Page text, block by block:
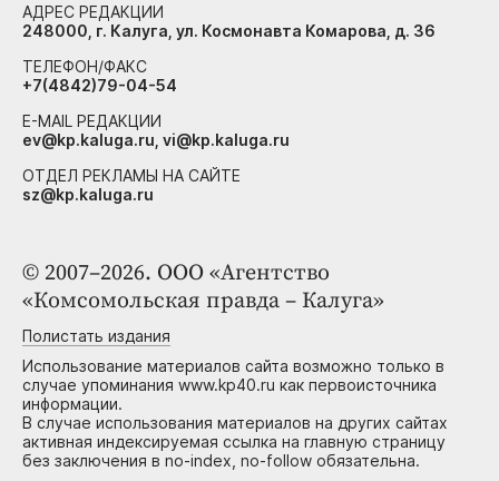
© 2007–2026. ООО «Агентство
«Комсомольская правда – Калуга»
Полистать издания
Использование материалов сайта возможно только в
случае упоминания www.kp40.ru как первоисточника
информации.
В случае использования материалов на других сайтах
активная индексируемая ссылка на главную страницу
без заключения в no-index, no-follow обязательна.
АДРЕС РЕДАКЦИИ
248000, г. Калуга, ул. Космонавта Комарова, д. 36
ТЕЛЕФОН/ФАКС
+7(4842)79-04-54
E-MAIL РЕДАКЦИИ
ev@kp.kaluga.ru, vi@kp.kaluga.ru
ОТДЕЛ РЕКЛАМЫ НА САЙТЕ
sz@kp.kaluga.ru